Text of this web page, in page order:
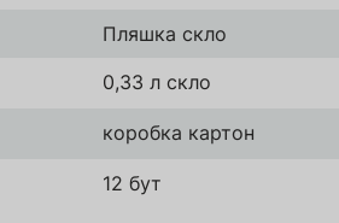
Пляшка скло
0,33 л скло
коробка картон
12 бут